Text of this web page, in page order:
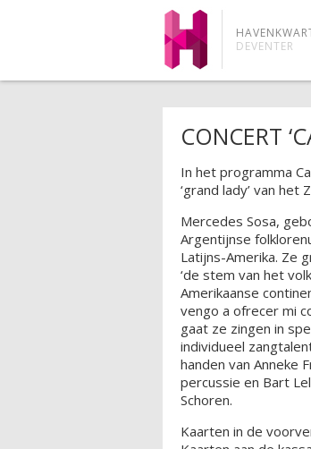
DEVENTER
CONCERT
In het programma
‘grand lady’ van het
Mercedes Sosa,
Argentijnse
Latijns-Amerika. Ze
‘de stem van het
Amerikaanse
vengo a ofrecer mi
gaat ze zingen in
individueel
handen van Anneke
percussie en Bart
Schoren.
Kaarten in de